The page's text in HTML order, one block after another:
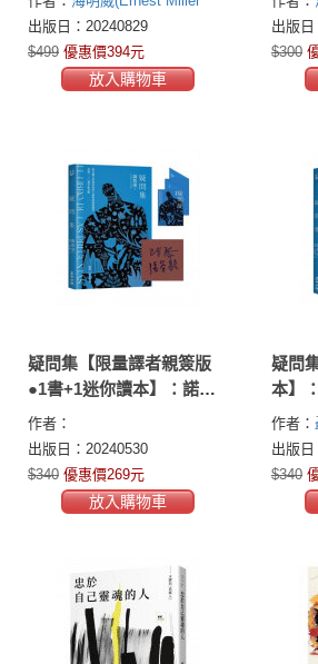
Hemingway )
出版日：20240829
$499 優惠價394元
放入購物車
典）
出版日
$300
疑問集【限量譯者親簽版
●1書+1迷你讀本】：諾貝
爾桂冠詩人聶魯達最後傑
作‧冥誕120週年紀念版
作者：
出版日：20240530
$340 優惠價269元
放入購物車
疑問
本】
魯達
年紀
作者：
出版日
$340